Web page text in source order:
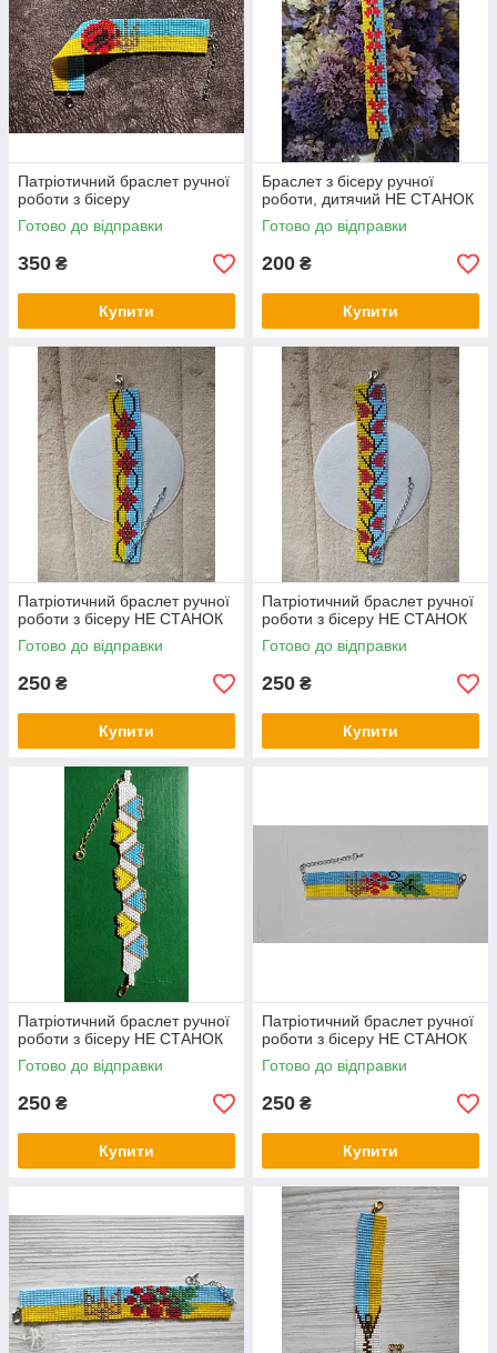
Патріотичний браслет ручної
роботи з бісеру
Готово до відправки
350 ₴
Купити
Браслет з бісеру ручної
роботи, дитячий НЕ СТАНОК
Готово до відправки
200 ₴
Купити
Патріотичний браслет ручної
роботи з бісеру НЕ СТАНОК
Готово до відправки
250 ₴
Купити
Патріотичний браслет ручної
роботи з бісеру НЕ СТАНОК
Готово до відправки
250 ₴
Купити
Патріотичний браслет ручної
роботи з бісеру НЕ СТАНОК
Готово до відправки
250 ₴
Купити
Патріотичний браслет ручної
роботи з бісеру НЕ СТАНОК
Готово до відправки
250 ₴
Купити